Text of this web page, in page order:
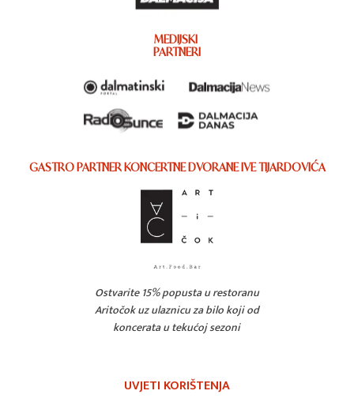
MEDIJSKI
PARTNERI
GASTRO PARTNER KONCERTNE DVORANE IVE TIJARDOVIĆA
Ostvarite 15% popusta u restoranu
Aritočok uz ulaznicu za bilo koji od
koncerata u tekućoj sezoni
UVJETI KORIŠTENJA